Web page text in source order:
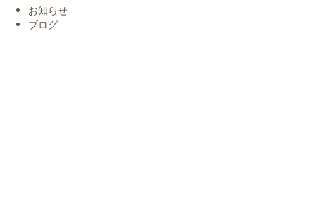
お知らせ
ブログ